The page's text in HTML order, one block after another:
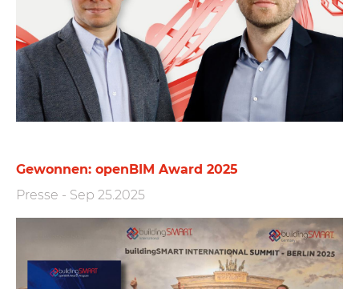
Gewonnen: openBIM Award 2025
Presse - Sep 25.2025